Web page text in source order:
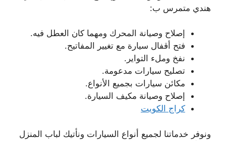
هندي متمرس ب:
إصلاح وصيانة المحرك ومهما كان العطل فيه.
فتح أقفال سيارة مع تغيير المفاتيح.
نفخ وملء التواير.
تصليح سيارات مدعومة.
مكائن سيارات بجميع الأنواع.
إصلاح وصيانة مكيف السيارة.
كراج الكويت
ونوفر خدماتنا لجميع أنواع السيارات ونأتيك لباب المنزل